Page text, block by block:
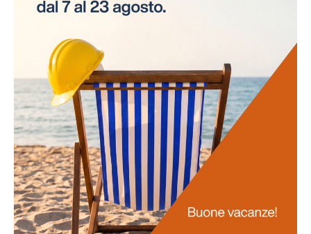
necessità di interruzioni per gli esami. Questo
approccio innovativo non solo risparmia tempo alle
Promozione
della salute
La salute dei lavoratori rappresenta il fulcro di questo
progetto. Favoriamo uno stile di vita salutare tra il
personale e sosteniamo attivamente la prevenzione